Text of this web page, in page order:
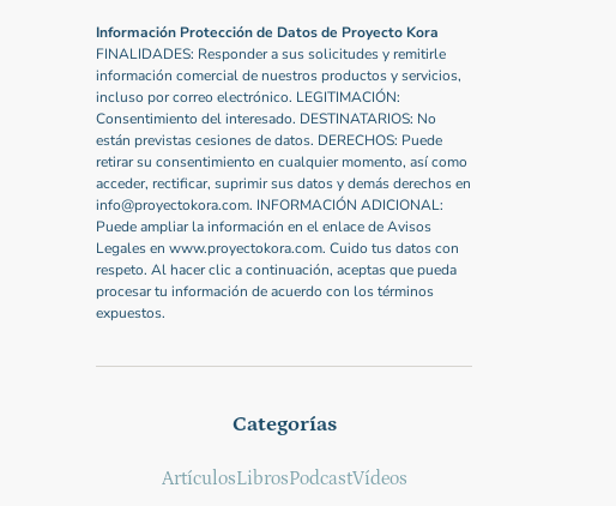
Información Protección de Datos de Proyecto Kora
FINALIDADES: Responder a sus solicitudes y remitirle
información comercial de nuestros productos y servicios,
incluso por correo electrónico. LEGITIMACIÓN:
Consentimiento del interesado. DESTINATARIOS: No
están previstas cesiones de datos. DERECHOS: Puede
retirar su consentimiento en cualquier momento, así como
acceder, rectificar, suprimir sus datos y demás derechos en
info@proyectokora.com. INFORMACIÓN ADICIONAL:
Puede ampliar la información en el enlace de Avisos
Legales en www.proyectokora.com. Cuido tus datos con
respeto. Al hacer clic a continuación, aceptas que pueda
procesar tu información de acuerdo con los términos
expuestos.
Categorías
ArtículosLibrosPodcastVídeos